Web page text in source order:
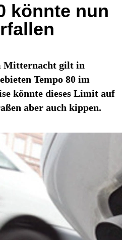
könnte nun
Mitternacht gilt in
Tempo 80 im
könnte dieses Limit auf
aber auch kippen.